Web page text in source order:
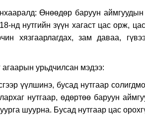
Өнөөдөр баруун
нд нутгийн зүүн хагаст цас орж,
хязгаарлагдах, зам даваа,
урьдчилсан мэдээ:
үүлшинэ, бусад нутгаар
нутгаар, өдөртөө баруун
шуурна. Бусад нутгаар цас